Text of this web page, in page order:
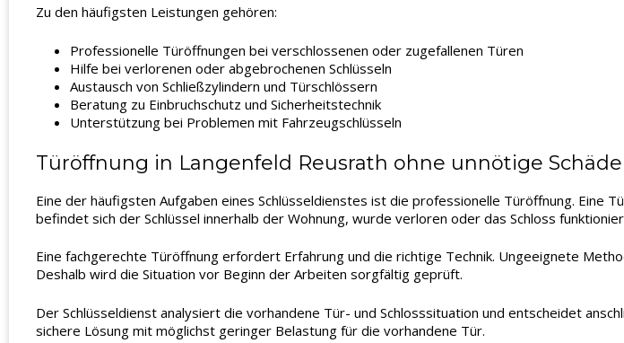
Zu den häufigsten Leistungen gehören:
Professionelle Türöffnungen bei verschlossenen oder zugefallenen Türen
Hilfe bei verlorenen oder abgebrochenen Schlüsseln
Austausch von Schließzylindern und Türschlössern
Beratung zu Einbruchschutz und Sicherheitstechnik
Unterstützung bei Problemen mit Fahrzeugschlüsseln
Türöffnung in Langenfeld Reusrath ohne unnötige
Eine der häufigsten Aufgaben eines Schlüsseldienstes ist die professionelle Türöffnung. Eine
befindet sich der Schlüssel innerhalb der Wohnung, wurde verloren oder das Schloss
Eine fachgerechte Türöffnung erfordert Erfahrung und die richtige Technik. Ungeeignete
Deshalb wird die Situation vor Beginn der Arbeiten sorgfältig geprüft.
Der Schlüsseldienst analysiert die vorhandene Tür- und Schlosssituation und entscheidet
sichere Lösung mit möglichst geringer Belastung für die vorhandene Tür.